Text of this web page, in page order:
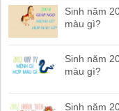
Sinh năm
màu gì?
Sinh năm
màu gì?
Sinh năm